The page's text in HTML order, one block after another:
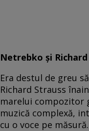
Netrebko şi
Era destul de greu
Richard Strauss
marelui compozitor
muzică complexă,
cu o voce pe măsură.